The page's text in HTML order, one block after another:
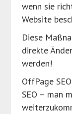
wenn sie
Website
Diese
direkte
werden!
OffPage
SEO – man